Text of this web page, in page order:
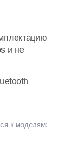
и не
к моделям: